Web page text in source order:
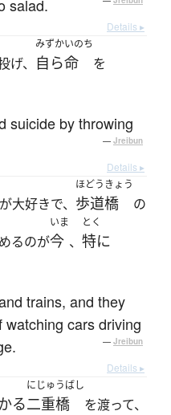
salad.
Details ▸
げ、
みずか
自ら
いのち
命 を
suicide by throwing
— Jreibun
Details ▸
大好きで、
ほどうきょう
歩道橋 の
るのが
いま
今 、
とく
特に
trains, and they
cars driving
— Jreibun
Details ▸
る
にじゅうばし
二重橋 を渡って、